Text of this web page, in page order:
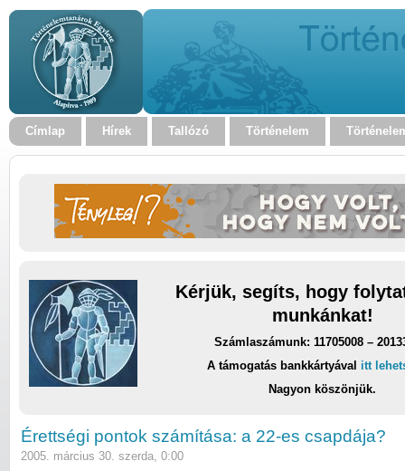
Címlap Hírek Tallózó Történelem
Kérjük, segíts, hogy
munkánkat!
Számlaszámunk: 11705008 –
A támogatás bankkártyával itt
Nagyon köszönjük.
Érettségi pontok számítása: a 22-es csapdája?
2005. március 30. szerda, 0:00